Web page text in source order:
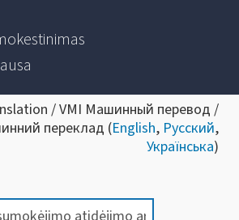
/ VMI Машинный перевод /
переклад (English, Русский,
Українська)